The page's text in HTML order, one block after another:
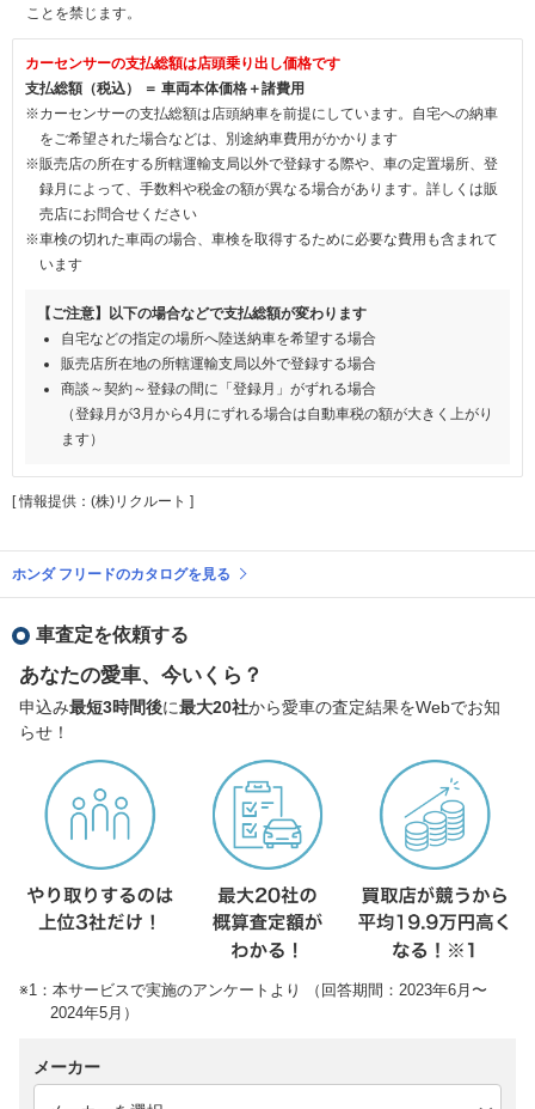
ことを禁じます。
カーセンサーの支払総額は店頭乗り出し価格です
支払総額（税込） ＝ 車両本体価格＋諸費用
※カーセンサーの支払総額は店頭納車を前提にしています。自宅への納車
をご希望された場合などは、別途納車費用がかかります
※販売店の所在する所轄運輸支局以外で登録する際や、車の定置場所、登
録月によって、手数料や税金の額が異なる場合があります。詳しくは販
売店にお問合せください
※車検の切れた車両の場合、車検を取得するために必要な費用も含まれて
います
【ご注意】以下の場合などで支払総額が変わります
自宅などの指定の場所へ陸送納車を希望する場合
販売店所在地の所轄運輸支局以外で登録する場合
商談～契約～登録の間に「登録月」がずれる場合
（登録月が3月から4月にずれる場合は自動車税の額が大きく上がり
ます）
[ 情報提供：(株)リクルート ]
ホンダ フリードのカタログを見る
車査定を依頼する
あなたの愛車、今いくら？
申込み最短3時間後に最大20社から愛車の査定結果をWebでお知
らせ！
※1：本サービスで実施のアンケートより （回答期間：2023年6月〜
2024年5月）
メーカー